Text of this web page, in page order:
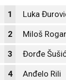
1 Luka
2 Miloš
3 Đorđe
4 Anđelo Rili